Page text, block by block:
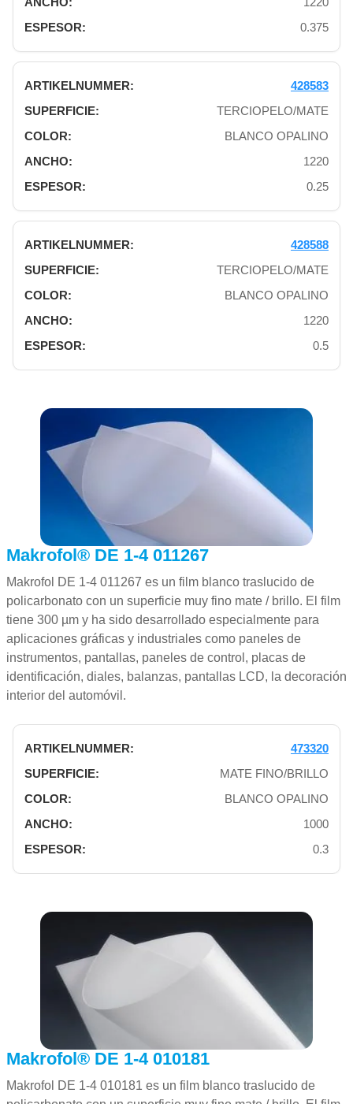
0.375
428583
TERCIOPELO/MATE
BLANCO OPALINO
1220
0.25
428588
TERCIOPELO/MATE
BLANCO OPALINO
1220
0.5
Makrofol® DE 1-4 011267
Makrofol DE 1-4 011267 es un film blanco traslucido de
policarbonato con un superficie muy fino mate / brillo. El film
tiene 300 µm y ha sido desarrollado especialmente para
aplicaciones gráficas y industriales como paneles de
instrumentos, pantallas, paneles de control, placas de
identificación, diales, balanzas, pantallas LCD, la decoración
interior del automóvil.
473320
MATE FINO/BRILLO
BLANCO OPALINO
1000
0.3
Makrofol® DE 1-4 010181
Makrofol DE 1-4 010181 es un film blanco traslucido de